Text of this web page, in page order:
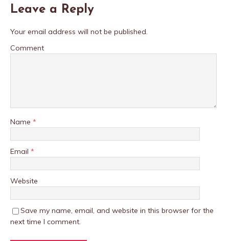
Leave a Reply
Your email address will not be published.
Comment
Name *
Email *
Website
Save my name, email, and website in this browser for the
next time I comment.